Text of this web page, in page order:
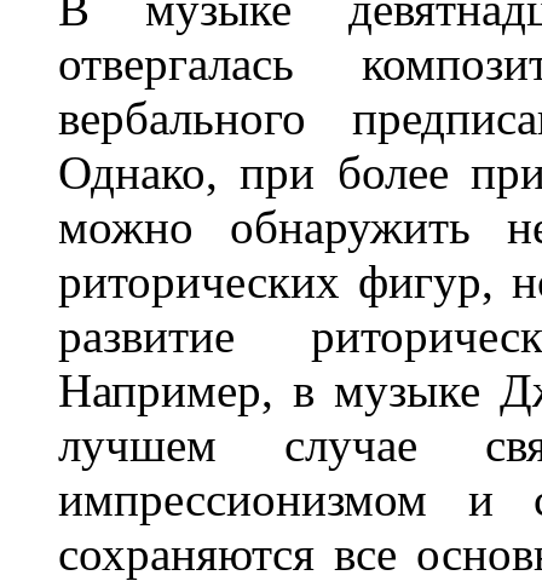
отвергалась
вербального
Однако, при более
можно обнаружить
риторических фигур,
развитие
Например, в музыке
лучшем случае
импрессионизмом и
сохраняются все